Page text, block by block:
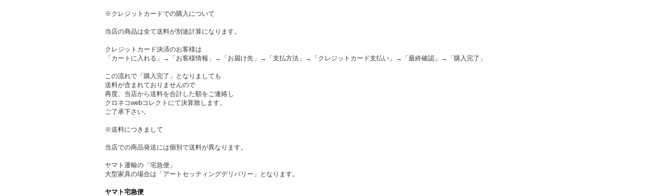
※クレジットカードでの購入について
当店の商品は全て送料が別途計算になります。
クレジットカード決済のお客様は
「カートに入れる」→「お客様情報」→「お届け先」→「支払方法」→「クレジットカード支払い」→「最終確認」→「購入完了」
この流れで「購入完了」となりましても
送料が含まれておりませんので
再度、当店から送料を合計した額をご連絡し
クロネコwebコレクトにて決算致します。
ご了承下さい。
※送料につきまして
当店での商品発送には個別で送料が異なります。
ヤマト運輸の「宅急便」
大型家具の場合は「アートセッティングデリバリー」となります。
ヤマト宅急便